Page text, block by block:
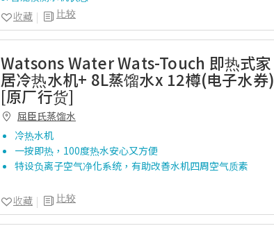
比较
收藏
Watsons Water Wats-Touch 即热式家
居冷热水机+ 8L蒸馏水x 12樽(电子水券)
[原厂行货]
屈臣氏蒸馏水
冷热水机
一按即热，100度热水安心又方便
特设负离子空气净化系统，有助改善水机四周空气质素
比较
收藏